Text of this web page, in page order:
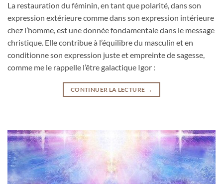
La restauration du féminin, en tant que polarité, dans son
expression extérieure comme dans son expression intérieure
chez l’homme, est une donnée fondamentale dans le message
christique. Elle contribue à l’équilibre du masculin et en
conditionne son expression juste et empreinte de sagesse,
comme me le rappelle l’être galactique Igor :
CONTINUER LA LECTURE →